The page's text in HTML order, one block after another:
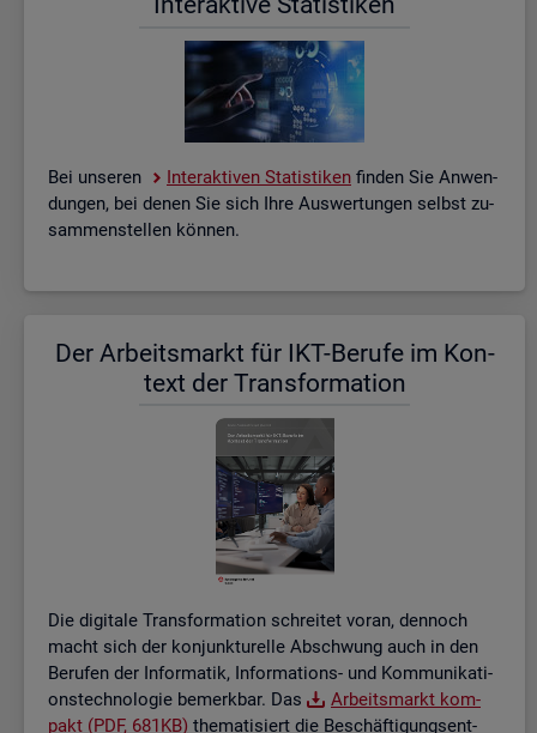
Bei un­se­ren In­ter­ak­ti­ven Sta­tis­ti­ken fin­den Sie An­wen­
dun­gen, bei denen Sie sich Ihre Aus­wer­tun­gen selbst zu­
sam­men­stel­len kön­nen.
Der Ar­beits­markt für IKT-Be­ru­fe im Kon­
text der Trans­for­ma­ti­on
Die di­gi­ta­le Trans­for­ma­ti­on schrei­tet voran, den­noch
macht sich der kon­junk­tu­rel­le Ab­schwung auch in den
Be­ru­fen der In­for­ma­tik, In­for­ma­ti­ons- und Kom­mu­ni­ka­ti­
ons­tech­no­lo­gie be­merk­bar. Das
Ar­beits­markt kom­
pakt (PDF, 681KB) the­ma­ti­siert die Be­schäf­ti­gungs­ent­